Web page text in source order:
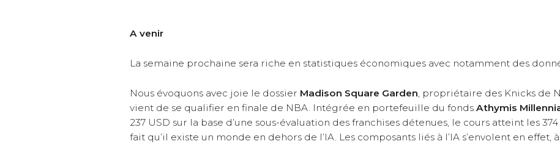
A venir
La semaine prochaine sera riche en statistiques économiques avec notamment des
Nous évoquons avec joie le dossier Madison Square Garden , propriétaire des Knicks de
vient de se qualifier en finale de NBA. Intégrée en portefeuille du fonds Athymis
237 USD sur la base d’une sous-évaluation des franchises détenues, le cours atteint les
fait qu’il existe un monde en dehors de l’IA. Les composants liés à l’IA s’envolent en effet,